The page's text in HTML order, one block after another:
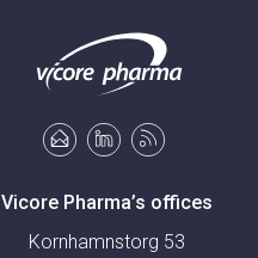
Vicore Pharma’s offices
Kornhamnstorg 53